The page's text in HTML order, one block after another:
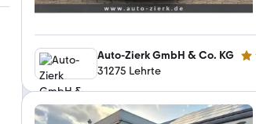
Auto-Zierk GmbH & Co. KG 5
31275 Lehrte